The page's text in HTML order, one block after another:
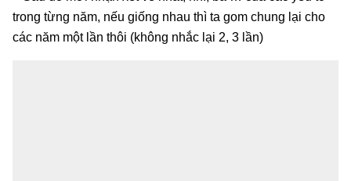
trong từng năm, nếu giống nhau thì ta gom chung lại cho
các năm một lần thôi (không nhắc lại 2, 3 lần)